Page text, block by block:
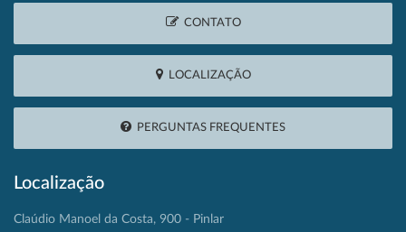
CONTATO
LOCALIZAÇÃO
PERGUNTAS FREQUENTES
Localização
Claúdio Manoel da Costa, 900 - Pinlar